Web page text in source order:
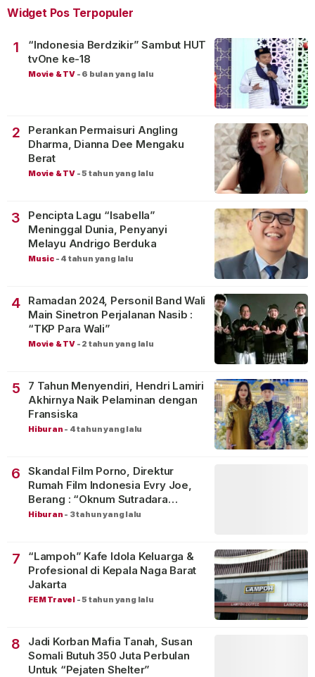
Widget Pos Terpopuler
1
“Indonesia Berdzikir” Sambut HUT
tvOne ke-18
Movie & TV - 6 bulan yang lalu
2
Perankan Permaisuri Angling
Dharma, Dianna Dee Mengaku
Berat
Movie & TV -5 tahun yang lalu
3
Pencipta Lagu “Isabella”
Meninggal Dunia, Penyanyi
Melayu Andrigo Berduka
Music - 4 tahun yang lalu
4
Ramadan 2024, Personil Band Wali
Main Sinetron Perjalanan Nasib :
“TKP Para Wali”
Movie & TV - 2 tahun yang lalu
5
7 Tahun Menyendiri, Hendri Lamiri
Akhirnya Naik Pelaminan dengan
Fransiska
Hiburan - 4 tahun yang lalu
6
Skandal Film Porno, Direktur
Rumah Film Indonesia Evry Joe,
Berang : “Oknum Sutradara
Merusak Perfilman Indonesia”!
Hiburan - 3 tahun yang lalu
7
“Lampoh” Kafe Idola Keluarga &
Profesional di Kepala Naga Barat
Jakarta
FEM Travel -5 tahun yang lalu
8
Jadi Korban Mafia Tanah, Susan
Somali Butuh 350 Juta Perbulan
Untuk “Pejaten Shelter”